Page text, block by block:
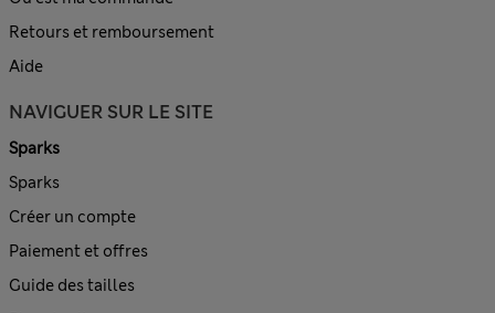
Retours et remboursement
Aide
NAVIGUER SUR LE SITE
Sparks
Sparks
Créer un compte
Paiement et offres
Guide des tailles